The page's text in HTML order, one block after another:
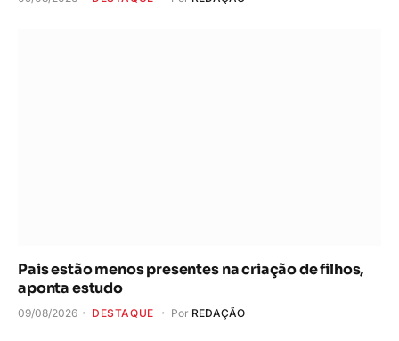
Pais estão menos presentes na criação de filhos,
aponta estudo
09/08/2026 DESTAQUE Por REDAÇÃO